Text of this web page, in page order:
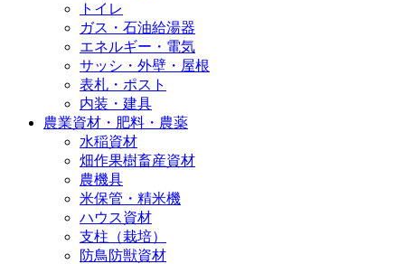
トイレ
ガス・石油給湯器
エネルギー・電気
サッシ・外壁・屋根
表札・ポスト
内装・建具
農業資材・肥料・農薬
水稲資材
畑作果樹畜産資材
農機具
米保管・精米機
ハウス資材
支柱（栽培）
防鳥防獣資材